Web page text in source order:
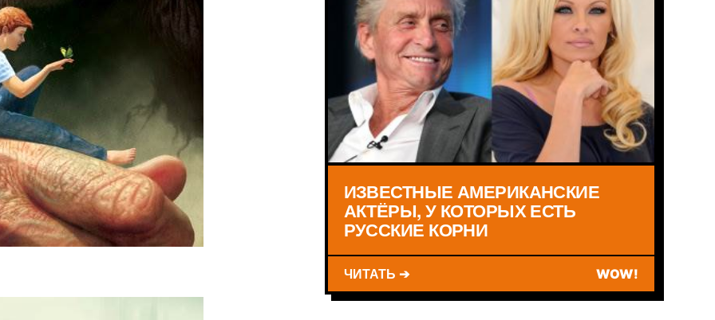
ИЗВЕСТНЫЕ АМЕРИКАНСКИЕ
АКТЁРЫ, У КОТОРЫХ ЕСТЬ
РУССКИЕ КОРНИ
ЧИТАТЬ ➔ WOW!